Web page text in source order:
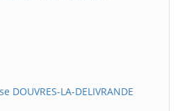
LA-DELIVRANDE